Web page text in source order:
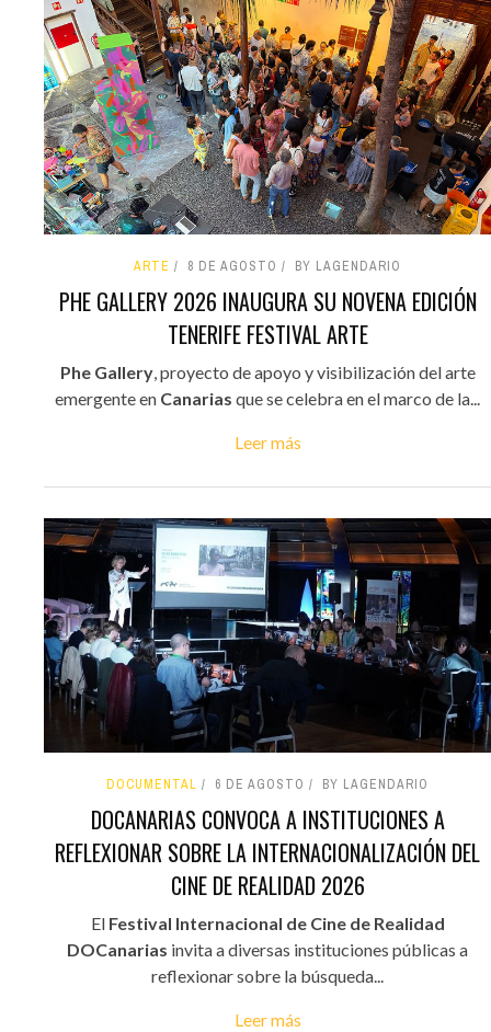
ARTE 8 DE AGOSTO BY LAGENDARIO
PHE GALLERY 2026 INAUGURA SU NOVENA EDICIÓN
TENERIFE FESTIVAL ARTE
Phe Gallery, proyecto de apoyo y visibilización del arte
emergente en Canarias que se celebra en el marco de la...
Leer más
DOCUMENTAL 6 DE AGOSTO BY LAGENDARIO
DOCANARIAS CONVOCA A INSTITUCIONES A
REFLEXIONAR SOBRE LA INTERNACIONALIZACIÓN DEL
CINE DE REALIDAD 2026
El Festival Internacional de Cine de Realidad
DOCanarias invita a diversas instituciones públicas a
reflexionar sobre la búsqueda...
Leer más